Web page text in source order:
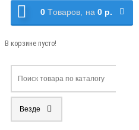
0 Tоваров, на 0 р.
В корзине пусто!
Везде